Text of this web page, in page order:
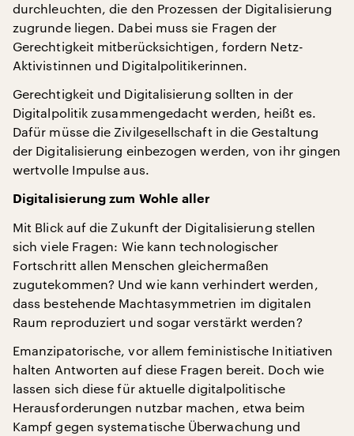
durchleuchten, die den Prozessen der Digitalisierung
zugrunde liegen. Dabei muss sie Fragen der
Gerechtigkeit mitberücksichtigen, fordern Netz-
Aktivistinnen und Digitalpolitikerinnen.
Gerechtigkeit und Digitalisierung sollten in der
Digitalpolitik zusammengedacht werden, heißt es.
Dafür müsse die Zivilgesellschaft in die Gestaltung
der Digitalisierung einbezogen werden, von ihr gingen
wertvolle Impulse aus.
Digitalisierung zum Wohle aller
Mit Blick auf die Zukunft der Digitalisierung stellen
sich viele Fragen: Wie kann technologischer
Fortschritt allen Menschen gleichermaßen
zugutekommen? Und wie kann verhindert werden,
dass bestehende Machtasymmetrien im digitalen
Raum reproduziert und sogar verstärkt werden?
Emanzipatorische, vor allem feministische Initiativen
halten Antworten auf diese Fragen bereit. Doch wie
lassen sich diese für aktuelle digitalpolitische
Herausforderungen nutzbar machen, etwa beim
Kampf gegen systematische Überwachung und